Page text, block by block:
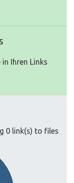
Ihren Links
0 link(s) to files